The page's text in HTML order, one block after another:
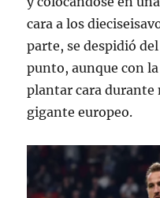
cara a los
parte, se despidió
punto, aunque con
plantar cara durante
gigante europeo.